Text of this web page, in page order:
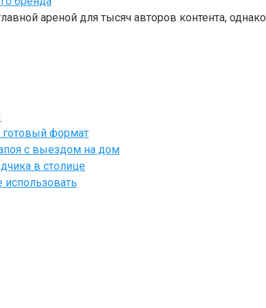
ареной для тысяч авторов контента, однако
готовый формат
с выездом на дом
в столице
использовать